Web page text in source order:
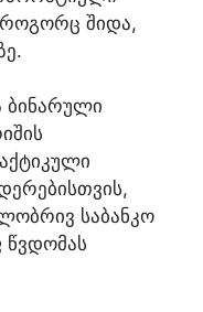
როგორც შიდა,
ბინარული
საბანკო